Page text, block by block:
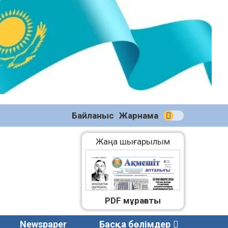
Байланыс Жарнама
Жаңа шығарылым
(2271)
08.08.2026
PDF мұрағаты
Newspaper Басқа бөлімдер